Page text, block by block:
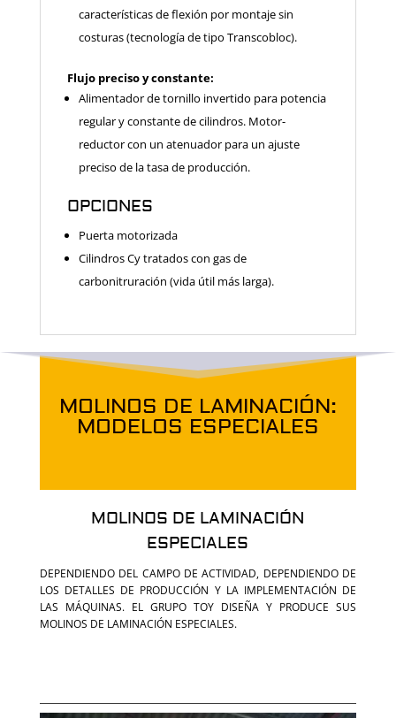
características de flexión por montaje sin
costuras (tecnología de tipo Transcobloc).
Flujo preciso y constante:
Alimentador de tornillo invertido para potencia
regular y constante de cilindros. Motor-
reductor con un atenuador para un ajuste
preciso de la tasa de producción.
OPCIONES
Puerta motorizada
Cilindros Cy tratados con gas de
carbonitruración (vida útil más larga).
MOLINOS DE LAMINACIÓN:
MODELOS ESPECIALES
MOLINOS DE LAMINACIÓN
ESPECIALES
DEPENDIENDO DEL CAMPO DE ACTIVIDAD, DEPENDIENDO DE
LOS DETALLES DE PRODUCCIÓN Y LA IMPLEMENTACIÓN DE
LAS MÁQUINAS. EL GRUPO TOY DISEÑA Y PRODUCE SUS
MOLINOS DE LAMINACIÓN ESPECIALES.